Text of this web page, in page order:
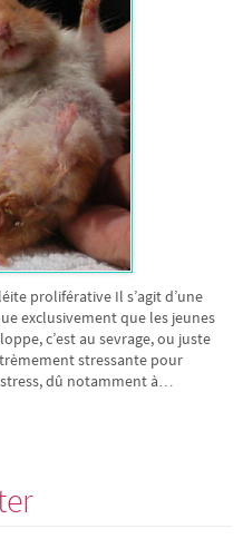
proliférative Il s’agit d’une
exclusivement que les jeunes
c’est au sevrage, ou juste
stressante pour
stress, dû notamment à…